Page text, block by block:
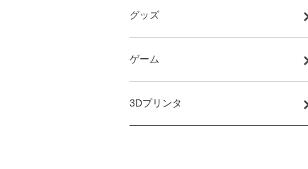
グッズ
ゲーム
3Dプリンタ